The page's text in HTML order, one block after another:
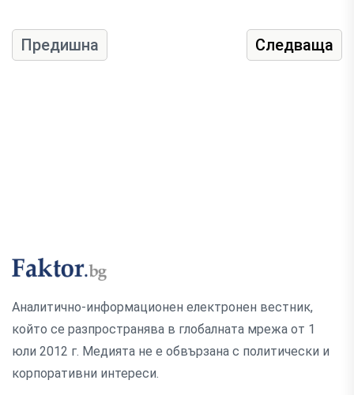
Предишна Следваща
Аналитично-информационен електронен вестник,
който се разпространява в глобалната мрежа от 1
юли 2012 г. Медията не е обвързана с политически и
корпоративни интереси.